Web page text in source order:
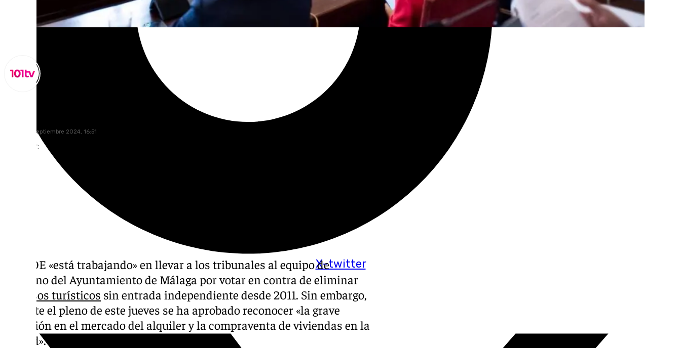
X-twitter
jueves, 26 septiembre 2024, 16:51
Compartir:
El PSOE «está trabajando» en llevar a los tribunales al equipo de
gobierno del Ayuntamiento de Málaga por votar en contra de eliminar
pisos turísticos sin entrada independiente desde 2011. Sin embargo,
durante el pleno de este jueves se ha aprobado reconocer «la grave
situación en el mercado del alquiler y la compraventa de viviendas en la
ciudad».